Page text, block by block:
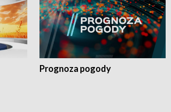
Prognoza pogody